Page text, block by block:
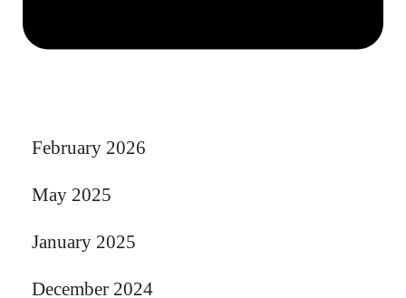
February 2026
May 2025
January 2025
December 2024